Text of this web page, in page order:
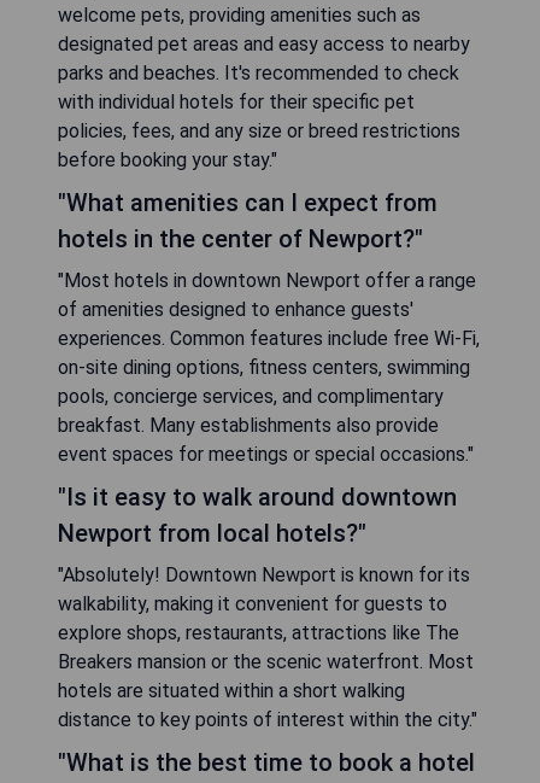
welcome pets, providing amenities such as
designated pet areas and easy access to nearby
parks and beaches. It's recommended to check
with individual hotels for their specific pet
policies, fees, and any size or breed restrictions
before booking your stay."
"What amenities can I expect from
hotels in the center of Newport?"
"Most hotels in downtown Newport offer a range
of amenities designed to enhance guests'
experiences. Common features include free Wi-Fi,
on-site dining options, fitness centers, swimming
pools, concierge services, and complimentary
breakfast. Many establishments also provide
event spaces for meetings or special occasions."
"Is it easy to walk around downtown
Newport from local hotels?"
"Absolutely! Downtown Newport is known for its
walkability, making it convenient for guests to
explore shops, restaurants, attractions like The
Breakers mansion or the scenic waterfront. Most
hotels are situated within a short walking
distance to key points of interest within the city."
"What is the best time to book a hotel